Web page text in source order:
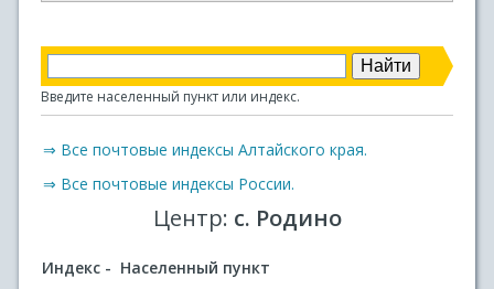
Введите населенный пункт или индекс.
⇒ Все почтовые индексы Алтайского края.
⇒ Все почтовые индексы России.
Центр: с. Родино
Индекс - Населенный пункт